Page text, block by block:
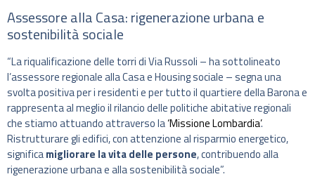
Assessore alla Casa: rigenerazione urbana e
sostenibilità sociale
“La riqualificazione delle torri di Via Russoli – ha sottolineato
l’assessore regionale alla Casa e Housing sociale – segna una
svolta positiva per i residenti e per tutto il quartiere della Barona e
rappresenta al meglio il rilancio delle politiche abitative regionali
che stiamo attuando attraverso la‘Missione Lombardia’.
Ristrutturare gli edifici, con attenzione al risparmio energetico,
significamigliorare la vita delle persone, contribuendo alla
rigenerazione urbana e alla sostenibilità sociale”.